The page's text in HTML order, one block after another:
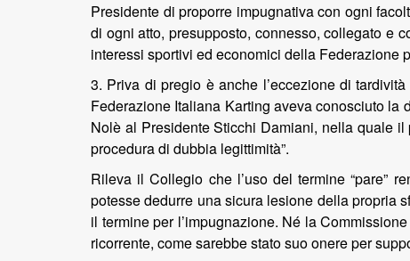
Presidente di proporre impugnativa con ogni
di ogni atto, presupposto, connesso, collegato e
interessi sportivi ed economici della Federazione
3. Priva di pregio è anche l’eccezione di
Federazione Italiana Karting aveva conosciuto la
Nolè al Presidente Sticchi Damiani, nella quale il
procedura di dubbia legittimità”.
Rileva il Collegio che l’uso del termine “pare”
potesse dedurre una sicura lesione della propria
il termine per l’impugnazione. Né la
ricorrente, come sarebbe stato suo onere per